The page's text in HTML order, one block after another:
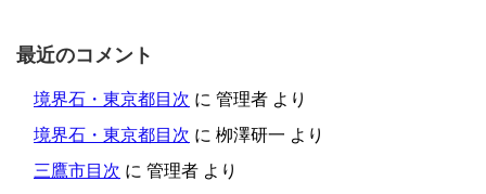
最近のコメント
境界石・東京都目次 に 管理者 より
境界石・東京都目次 に 栁澤研一 より
三鷹市目次 に 管理者 より